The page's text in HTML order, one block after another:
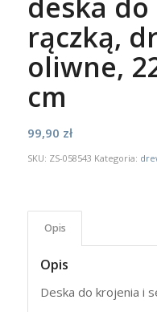
deska
rączką,
oliwne,
cm
99,90 zł
SKU: ZS-058543 Kategoria:
Opis
Opis
Deska do krojenia i